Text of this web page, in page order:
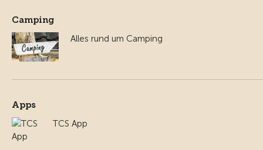
Camping
Alles rund um Camping
Apps
TCS App